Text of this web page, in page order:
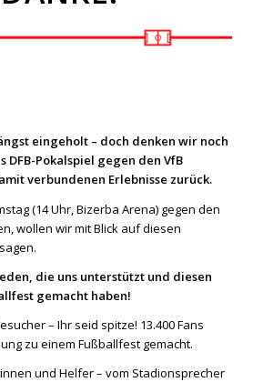
eingeholt – doch denken wir noch
DFB-Pokalspiel gegen den VfB
verbundenen Erlebnisse zurück.
(14 Uhr, Bizerba Arena) gegen den
wollen wir mit Blick auf diesen
die uns unterstützt und diesen
gemacht haben!
– Ihr seid spitze! 13.400 Fans
zu einem Fußballfest gemacht.
und Helfer – vom Stadionsprecher